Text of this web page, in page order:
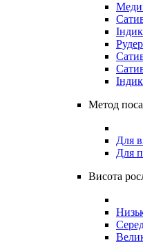
Метод
Для
Для
Висота